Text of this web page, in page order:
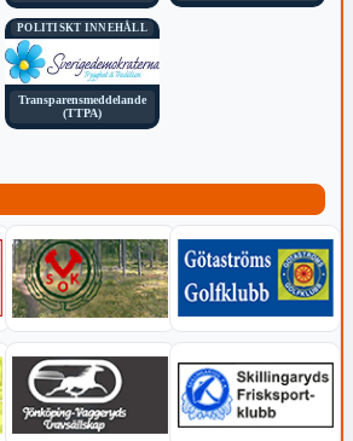
POLITISKT INNEHÅLL
Transparensmeddelande
(TTPA)